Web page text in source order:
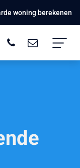
woning berekenen